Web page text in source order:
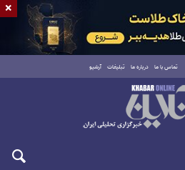
تماس با ما درباره ما تبلیغات آرشیو
×